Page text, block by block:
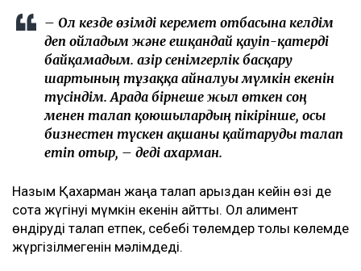
– Ол кезде өзімді керемет отбасына келдім
деп ойладым және ешқандай қауіп-қатерді
байқамадым. Қазір сенімгерлік басқару
шартының тұзаққа айналуы мүмкін екенін
түсіндім. Арада бірнеше жыл өткен соң
менен талап қоюшылардың пікірінше, осы
бизнестен түскен ақшаны қайтаруды талап
етіп отыр, – деді Қахарман.
Назым Қахарман жаңа талап арыздан кейін өзі де
сотқа жүгінуі мүмкін екенін айтты. Ол алимент
өндіруді талап етпек, себебі төлемдер толық көлемде
жүргізілмегенін мәлімдеді.